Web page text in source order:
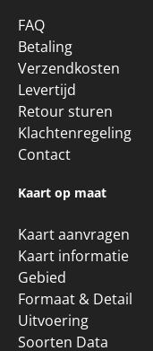
FAQ
Betaling
Verzendkosten
Levertijd
Retour sturen
Klachtenregeling
Contact
Kaart op maat
Kaart aanvragen
Kaart informatie
Gebied
Formaat & Detail
Uitvoering
Soorten Data